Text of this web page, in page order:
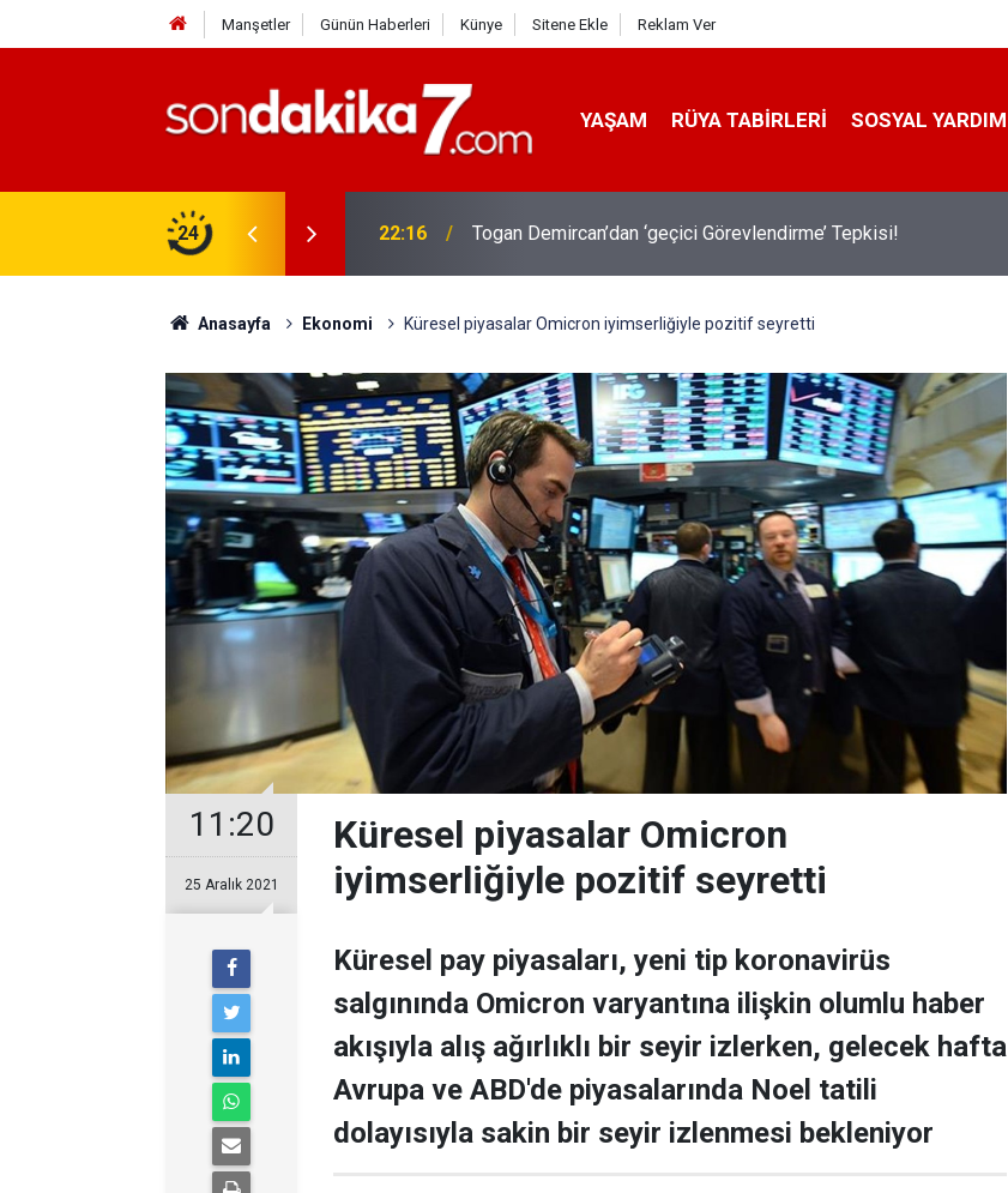
Manşetler Günün Haberleri Künye Sitene Ekle Reklam Ver
YAŞAM RÜYA TABIRLERI SOSYAL YARDIM
24 22:16 Togan Demircan’dan ‘geçici Görevlendirme’ Tepkisi!
Anasayfa Ekonomi Küresel piyasalar Omicron iyimserliğiyle pozitif seyretti
11:20
25 Aralık 2021
Küresel piyasalar Omicron
iyimserliğiyle pozitif seyretti
Küresel pay piyasaları, yeni tip koronavirüs
salgınında Omicron varyantına ilişkin olumlu haber
akışıyla alış ağırlıklı bir seyir izlerken, gelecek hafta
Avrupa ve ABD'de piyasalarında Noel tatili
dolayısıyla sakin bir seyir izlenmesi bekleniyor